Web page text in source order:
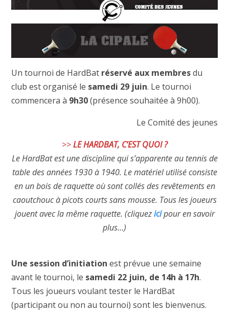
Un tournoi de HardBat réservé aux membresdu
club est organisé le samedi 29 juin. Le tournoi
commencera à 9h30(présence souhaitée à 9h00).
Le Comité des jeunes
>>LE HARDBAT, C’EST QUOI ?
Le HardBat est une discipline qui s’apparente au tennis de
table des années 1930 à 1940. Le matériel utilisé consiste
en un bois de raquette où sont collés des revêtements en
caoutchouc à picots courts sans mousse. Tous les joueurs
jouent avec la même raquette. (cliquezicipour en savoir
plus…)
Une session d’initiation est prévue une semaine
avant le tournoi, le samedi 22 juin, de 14h à 17h.
Tous les joueurs voulant tester le HardBat
(participant ou non au tournoi) sont les bienvenus.